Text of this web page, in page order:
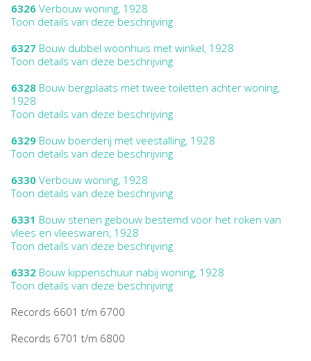
6326 Verbouw woning, 1928
Toon details van deze beschrijving
6327 Bouw dubbel woonhuis met winkel, 1928
Toon details van deze beschrijving
6328 Bouw bergplaats met twee toiletten achter woning,
1928
Toon details van deze beschrijving
6329 Bouw boerderij met veestalling, 1928
Toon details van deze beschrijving
6330 Verbouw woning, 1928
Toon details van deze beschrijving
6331 Bouw stenen gebouw bestemd voor het roken van
vlees en vleeswaren, 1928
Toon details van deze beschrijving
6332 Bouw kippenschuur nabij woning, 1928
Toon details van deze beschrijving
Records 6601 t/m 6700
Records 6701 t/m 6800